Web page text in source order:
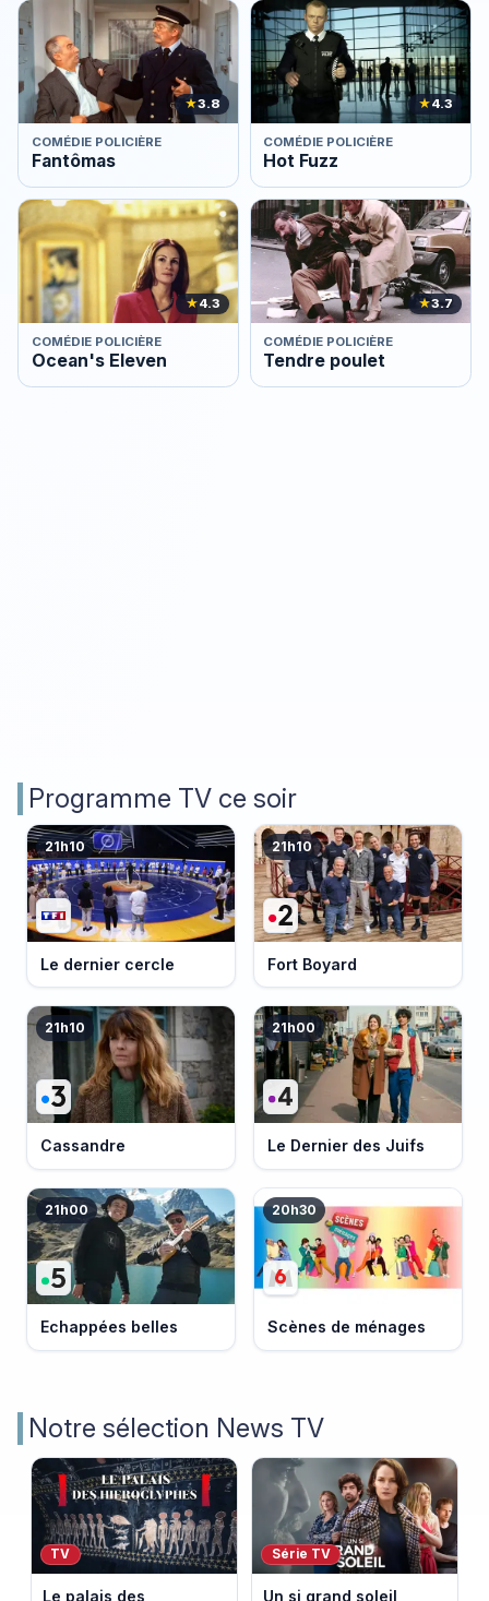
★3.8
COMÉDIE POLICIÈRE
Fantômas
★4.3
COMÉDIE POLICIÈRE
Hot Fuzz
★4.3
COMÉDIE POLICIÈRE
Ocean's Eleven
★3.7
COMÉDIE POLICIÈRE
Tendre poulet
Programme TV ce soir
21h10
Le dernier cercle
21h10
Fort Boyard
21h10
Cassandre
21h00
Le Dernier des Juifs
21h00
Echappées belles
20h30
Scènes de ménages
Notre sélection News TV
TV
Le palais des
Série TV
Un si grand soleil